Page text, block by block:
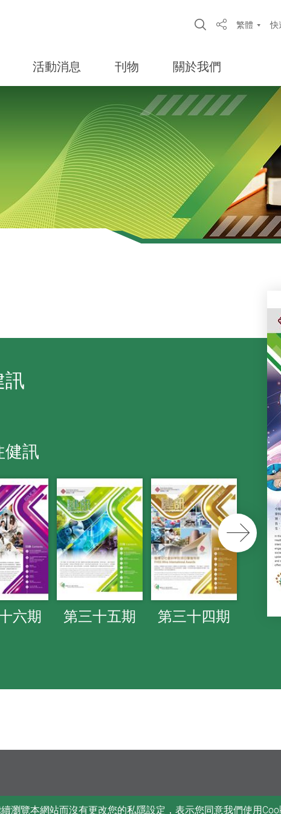
Open Site
Share繁體 快
活動消息 刊物 關於我們
訊
健訊
六期 第三十五期 第三十四期 第
後
瀏覽本網站而沒有更改您的私隱設定，表示您同意我們使用